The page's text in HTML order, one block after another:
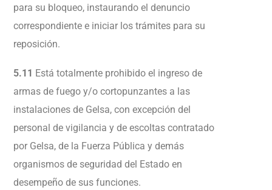
para su bloqueo, instaurando el denuncio
correspondiente e iniciar los trámites para su
reposición.
5.11 Está totalmente prohibido el ingreso de
armas de fuego y/o cortopunzantes a las
instalaciones de Gelsa, con excepción del
personal de vigilancia y de escoltas contratado
por Gelsa, de la Fuerza Pública y demás
organismos de seguridad del Estado en
desempeño de sus funciones.